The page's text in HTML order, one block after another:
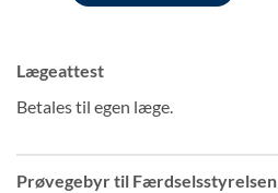
Lægeattest
Betales til egen læge.
Prøvegebyr til Færdselsstyrelsen